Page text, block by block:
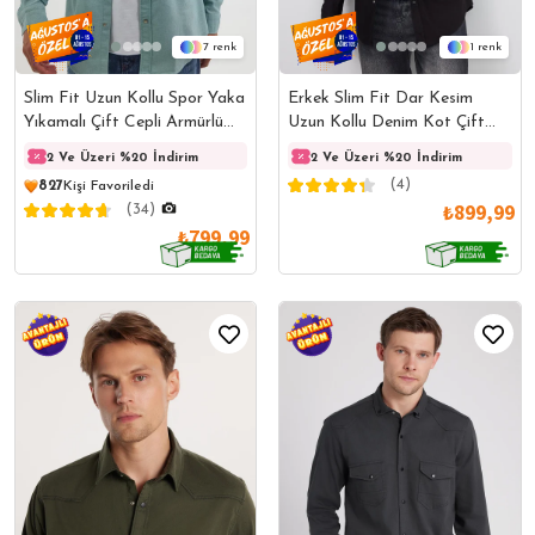
7
Slim Fit Uzun Kollu Spor Yaka
Yıkamalı Çift Cepli Armürlü
Denim Kot Mint Erkek
Gömlek
2 Ve Üzeri %20 İndirim 2 Ve Üzeri %20 İndirim
827 Kişi Favoriledi
(34)
₺799,99
1
Erkek Slim Fit Dar Kesim
Uzun Kollu Denim Kot Çift
Cep Çıtçıtlı Siyah Gömlek
2 Ve Üzeri %20 İndirim
(4)
₺899,99